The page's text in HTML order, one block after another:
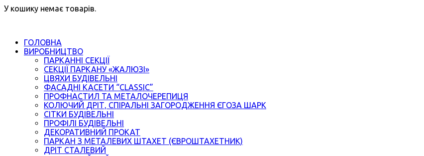
У кошику немає товарів.
ГОЛОВНА
ВИРОБНИЦТВО
ПАРКАННІ СЕКЦІЇ
СЕКЦІЇ ПАРКАНУ «ЖАЛЮЗІ»
ЦВЯХИ БУДІВЕЛЬНІ
ФАСАДНІ КАСЕТИ “CLASSIC”
ПРОФНАСТИЛ ТА МЕТАЛОЧЕРЕПИЦЯ
КОЛЮЧИЙ ДРІТ, СПІРАЛЬНІ ЗАГОРОДЖЕННЯ ЄГОЗА ШАРК
СІТКИ БУДІВЕЛЬНІ
ПРОФІЛІ БУДІВЕЛЬНІ
ДЕКОРАТИВНИЙ ПРОКАТ
ПАРКАН З МЕТАЛЕВИХ ШТАХЕТ (ЄВРОШТАХЕТНИК)
ДРІТ СТАЛЕВИЙ